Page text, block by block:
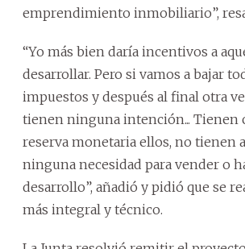
emprendimiento inmobiliario”,
“Yo más bien daría incentivos a
desarrollar. Pero si vamos a bajar
impuestos y después al final otra
tienen ninguna intención... Tienen
reserva monetaria ellos, no tienen
ninguna necesidad para vender o
desarrollo”, añadió y pidió que se
más integral y técnico.